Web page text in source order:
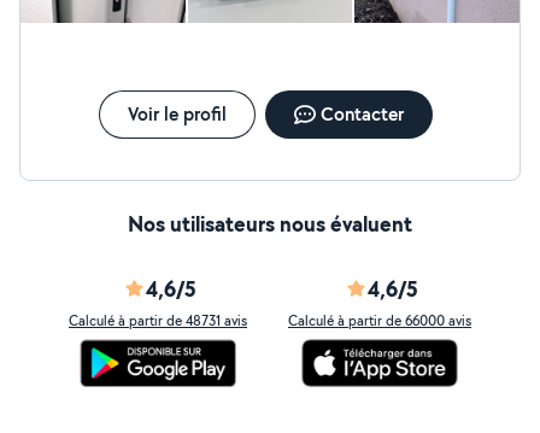
Voir le profil Contacter
Nos utilisateurs nous évaluent
4,6/5
Calculé à partir de 48731 avis
4,6/5
Calculé à partir de 66000 avis